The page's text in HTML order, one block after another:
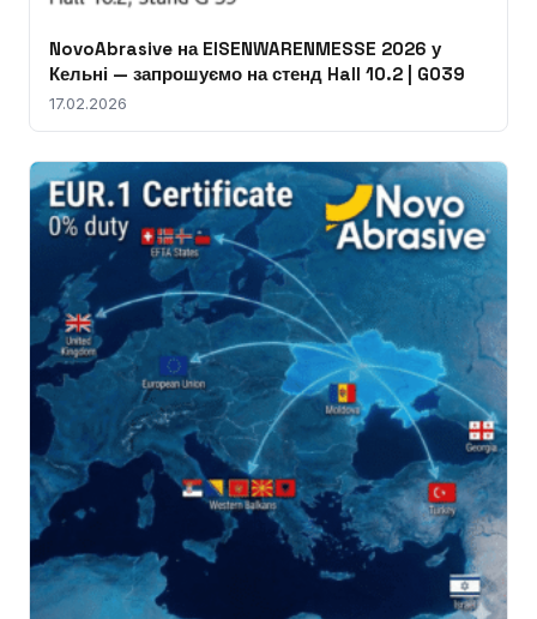
NovoAbrasive на EISENWARENMESSE 2026 у
Кельні — запрошуємо на стенд Hall 10.2 | G039
17.02.2026